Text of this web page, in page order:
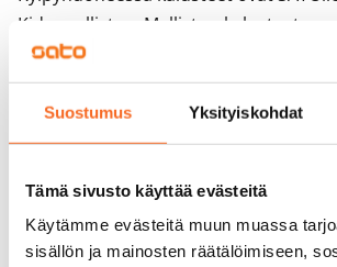
Suostumus Yksityiskohdat
Tämä sivusto käyttää evästeitä
Käytämme evästeitä muun muassa
sisällön ja mainosten räätälöimiseen,
Kide-mallistoa. Malliston kalusteet on
Suomessa ja niille on myönnetty
Design from Finland -merkki.
valkoista laattaa ja lattian
tummanharmaa. Pesukoneelle ja
Asunnot parvekkeineen ja
pihoineen ovat savuttomia.